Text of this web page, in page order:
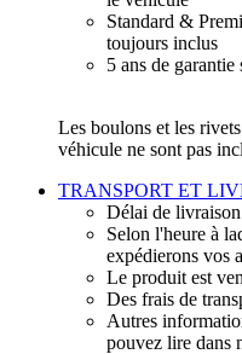
Standard &
toujours inclus
5 ans de
Les boulons et les
véhicule ne sont pas
TRANSPORT ET
Délai de
Selon l'heure à
expédierons vos
Le produit est
Des frais de
Autres
pouvez lire dans